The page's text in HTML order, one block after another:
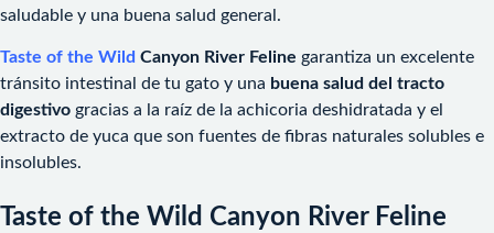
saludable y una buena salud general.
Taste of the Wild Canyon River Feline garantiza un excelente
tránsito intestinal de tu gato y una buena salud del tracto
digestivo gracias a la raíz de la achicoria deshidratada y el
extracto de yuca que son fuentes de fibras naturales solubles e
insolubles.
Taste of the Wild Canyon River Feline